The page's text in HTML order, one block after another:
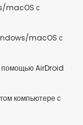
macOS с
macOS с
помощью AirDroid
компьютере с